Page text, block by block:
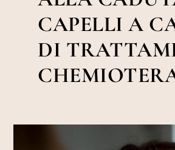
CAPELLI A
DI